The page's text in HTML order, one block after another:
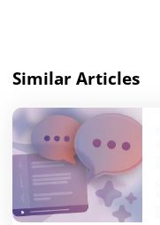
Similar Articles